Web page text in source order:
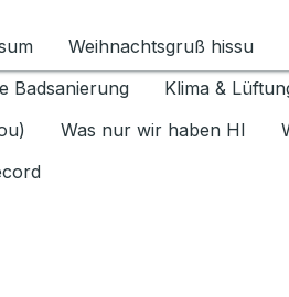
Datenschutz 1.6.2026
Weihnachtsgruß hissu
Badsanierung
Klima &
Was nur wir haben HI